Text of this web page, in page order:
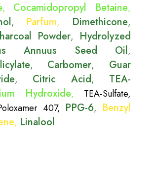
, Cocamidopropyl Betaine,
, Parfum, Dimethicone,
Powder, Hydrolyzed
Annuus Seed Oil,
, Carbomer, Guar
, Citric Acid, TEA-
Hydroxide, TEA-Sulfate,
407, PPG-6, Benzyl
, Linalool